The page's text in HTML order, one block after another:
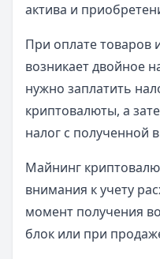
актива и
При оплате товаров
возникает двойное
нужно заплатить
криптовалюты, а
налог с полученной
Майнинг
внимания к учету
момент получения
блок или при